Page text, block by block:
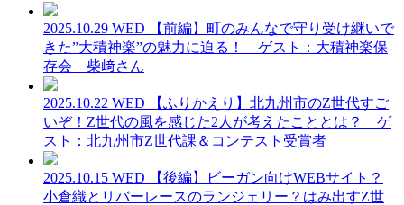
2025.10.29 WED 【前編】町のみんなで守り受け継いで
きた”大積神楽”の魅力に迫る！ ゲスト：大積神楽保
存会 柴﨑さん
2025.10.22 WED 【ふりかえり】北九州市のZ世代すご
いぞ！Z世代の風を感じた2人が考えたこととは？ ゲ
スト：北九州市Z世代課＆コンテスト受賞者
2025.10.15 WED 【後編】ビーガン向けWEBサイト？
小倉織とリバーレースのランジェリー？はみ出すZ世